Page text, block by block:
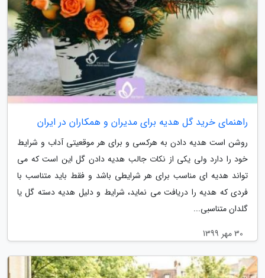
راهنمای خرید گل هدیه برای مدیران و همکاران در ایران
روشن است هدیه دادن به هرکسی و برای هر موقعیتی آداب و شرایط
خود را دارد ولی یکی از نکات جالب هدیه دادن گل این است که می
تواند هدیه ای مناسب برای هر شرایطی باشد و فقط باید متناسب با
فردی که هدیه را دریافت می نماید، شرایط و دلیل هدیه دسته گل یا
گلدان متناسبی...
30 مهر 1399